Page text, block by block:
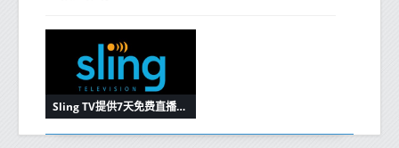
Sling TV提供7天免费直播不需要信用卡